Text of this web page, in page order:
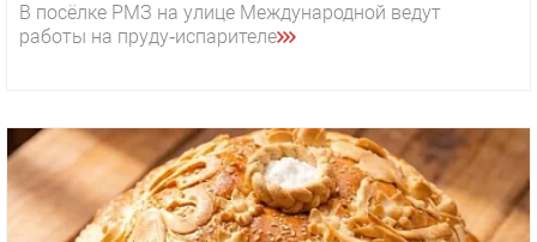
В посёлке РМЗ на улице Международной ведут
работы на пруду‑испарителе